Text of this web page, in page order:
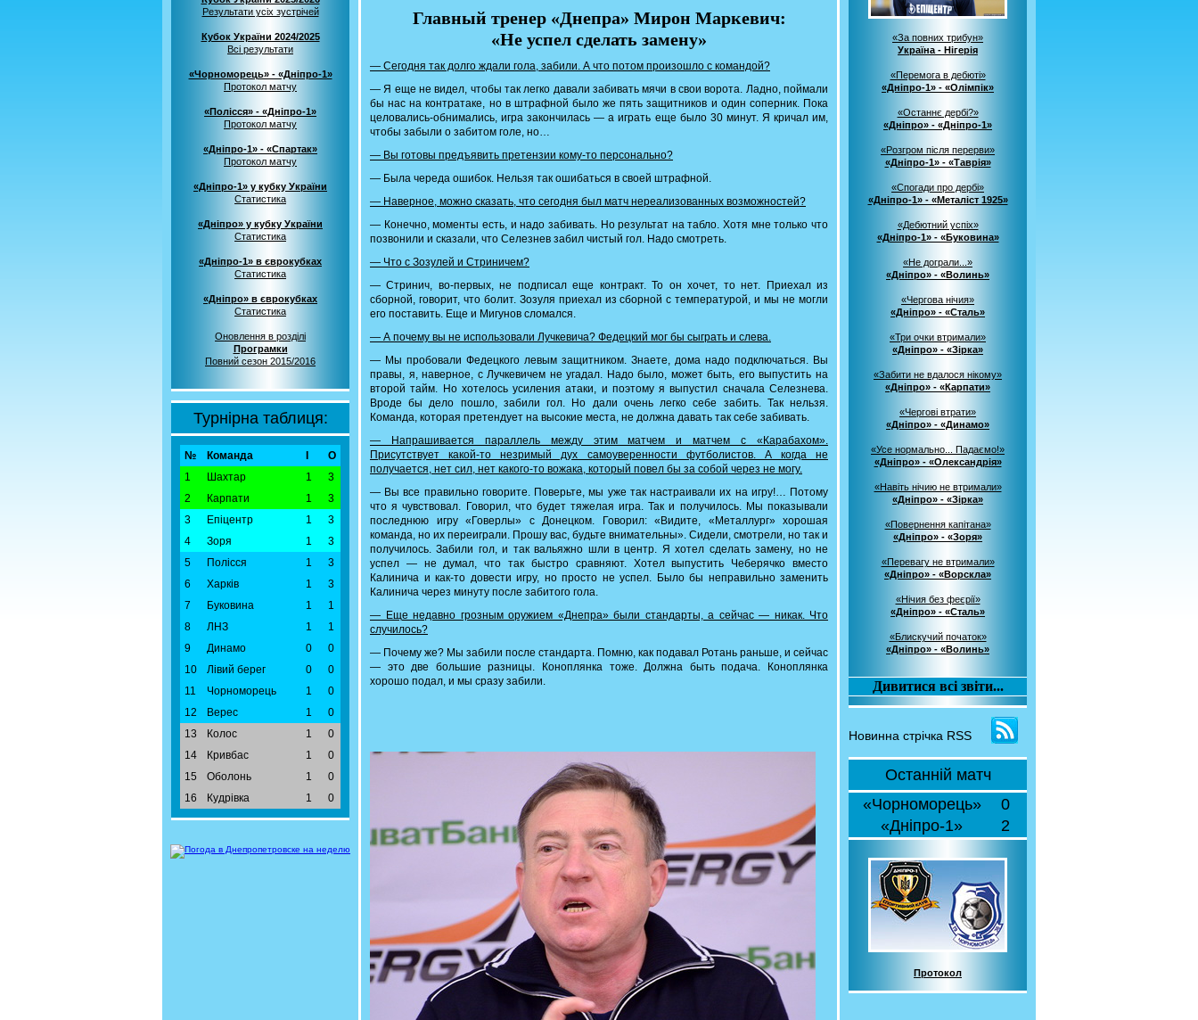
Результати усіх зустрічей
Кубок України 2024/2025
Всі результати
«Чорноморець» - «Дніпро-1»
Протокол матчу
«Полісся» - «Дніпро-1»
Протокол матчу
«Дніпро-1» - «Спартак»
Протокол матчу
«Дніпро-1» у кубку України
Статистика
«Дніпро» у кубку України
Статистика
«Дніпро-1» в єврокубках
Статистика
«Дніпро» в єврокубках
Статистика
Оновлення в розділі
Програмки
Повний сезон 2015/2016
Турнірна таблиця:
№ Команда
О
1
Шахтар 1
3
2
Карпати 1
3
3
Епіцентр 1
3
4
Зоря 1
3
5
Полісся 1
3
6
Харків 1
3
7
Буковина 1
1
8
ЛНЗ 1
1
9
Динамо 0
0
10
Лівий берег 0
0
11
Чорноморець 1
0
12
Верес 1
0
13
Колос 1
0
14
Кривбас 1
0
15
Оболонь 1
0
16
Кудрівка 1 0
Главный тренер «Днепра» Мирон Маркевич:
«Не успел сделать замену»
— Сегодня так долго ждали гола, забили. А что потом произошло с командой?
— Я еще не видел, чтобы так легко давали забивать мячи в свои ворота. Ладно, поймали
бы нас на контратаке, но в штрафной было же пять защитников и один соперник. Пока
целовались-обнимались, игра закончилась — а играть еще было 30 минут. Я кричал им,
чтобы забыли о забитом голе, но…
— Вы готовы предъявить претензии кому-то персонально?
— Была череда ошибок. Нельзя так ошибаться в своей штрафной.
— Наверное, можно сказать, что сегодня был матч нереализованных возможностей?
— Конечно, моменты есть, и надо забивать. Но результат на табло. Хотя мне только что
позвонили и сказали, что Селезнев забил чистый гол. Надо смотреть.
— Что с Зозулей и Стриничем?
— Стринич, во-первых, не подписал еще контракт. То он хочет, то нет. Приехал из
сборной, говорит, что болит. Зозуля приехал из сборной с температурой, и мы не могли
его поставить. Еще и Мигунов сломался.
— А почему вы не использовали Лучкевича? Федецкий мог бы сыграть и слева.
— Мы пробовали Федецкого левым защитником. Знаете, дома надо подключаться. Вы
правы, я, наверное, с Лучкевичем не угадал. Надо было, может быть, его выпустить на
второй тайм. Но хотелось усиления атаки, и поэтому я выпустил сначала Селезнева.
Вроде бы дело пошло, забили гол. Но дали очень легко себе забить. Так нельзя.
Команда, которая претендует на высокие места, не должна давать так себе забивать.
— Напрашивается параллель между этим матчем и матчем с «Карабахом».
Присутствует какой-то незримый дух самоуверенности футболистов. А когда не
получается, нет сил, нет какого-то вожака, который повел бы за собой через не могу.
— Вы все правильно говорите. Поверьте, мы уже так настраивали их на игру!… Потому
что я чувствовал. Говорил, что будет тяжелая игра. Так и получилось. Мы показывали
последнюю игру «Говерлы» с Донецком. Говорил: «Видите, «Металлург» хорошая
команда, но их переиграли. Прошу вас, будьте внимательны». Сидели, смотрели, но так и
получилось. Забили гол, и так вальяжно шли в центр. Я хотел сделать замену, но не
успел — не думал, что так быстро сравняют. Хотел выпустить Чеберячко вместо
Калинича и как-то довести игру, но просто не успел. Было бы неправильно заменить
Калинича через минуту после забитого гола.
— Еще недавно грозным оружием «Днепра» были стандарты, а сейчас — никак. Что
случилось?
— Почему же? Мы забили после стандарта. Помню, как подавал Ротань раньше, и сейчас
— это две большие разницы. Коноплянка тоже. Должна быть подача. Коноплянка
хорошо подал, и мы сразу забили.
«За повних трибун»
Україна - Нігерія
«Перемога в дебюті»
«Дніпро-1» - «Олімпік»
«Останнє дербі?»
«Дніпро» - «Дніпро-1»
«Розгром після перерви»
«Дніпро-1» - «Таврія»
«Спогади про дербі»
«Дніпро-1» - «Металіст 1925»
«Дебютний успіх»
«Дніпро-1» - «Буковина»
«Не дограли...»
«Дніпро» - «Волинь»
«Чергова нічия»
«Дніпро» - «Сталь»
«Три очки втримали»
«Дніпро» - «Зірка»
«Забити не вдалося нікому»
«Дніпро» - «Карпати»
«Чергові втрати»
«Дніпро» - «Динамо»
«Усе нормально... Падаємо!»
«Дніпро» - «Олександрія»
«Навіть нічию не втримали»
«Дніпро» - «Зірка»
«Повернення капітана»
«Дніпро» - «Зоря»
«Перевагу не втримали»
«Дніпро» - «Ворскла»
«Нічия без феєрії»
«Дніпро» - «Сталь»
«Блискучий початок»
«Дніпро» - «Волинь»
Дивитися всі звіти...
Новинна стрічка RSS
Останній матч
«Чорноморець»
0
«Дніпро-1»
2
Протокол